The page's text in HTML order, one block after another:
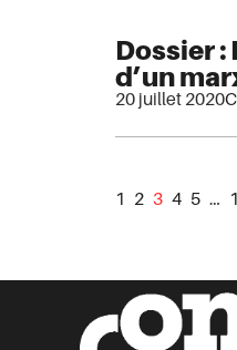
Dossier :
d’un
20 juillet 2020
1 2 3 4 5 …